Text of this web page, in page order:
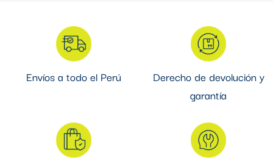
Envíos a todo el Perú
Derecho de devolución y
garantía